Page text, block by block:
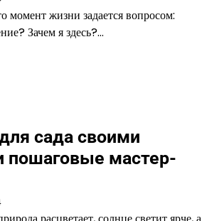
момент жизни задается вопросом:
Зачем я здесь?…
сада своими
пошаговые мастер-